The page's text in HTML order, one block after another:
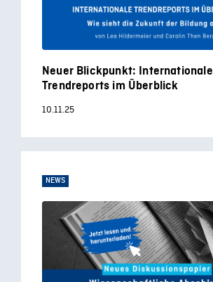
Neuer Blickpunkt: Internationale
Trendreports im Überblick
10.11.25
NEWS